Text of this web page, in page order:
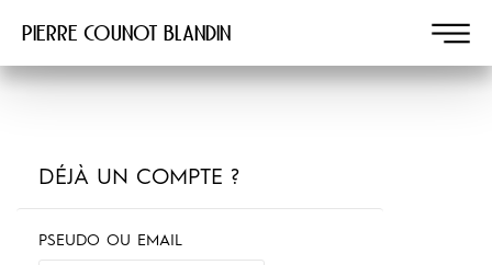
Pierre COUNOT BLANDIN
DÉJÀ UN COMPTE ?
PSEUDO OU EMAIL